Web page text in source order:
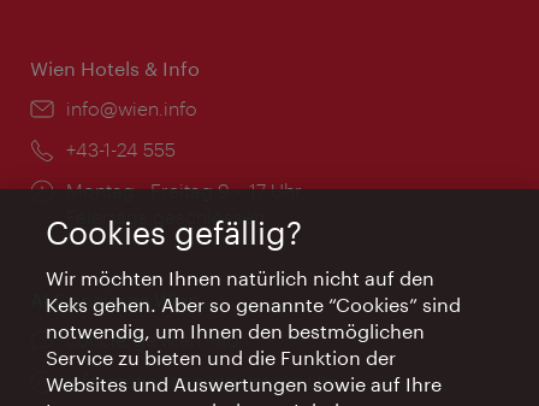
Wien Hotels & Info
Email:
info@wien.info
Telefon:
+43-1-24 555
Öffnungszeiten:
Montag - Freitag 9 – 17 Uhr
Feiertags geschlossen
AI Concierge Wien
Ort:
concierge.wien.info
Öffnungszeiten:
Informationen rund um die Uhr
Cookies gefällig?
Wir möchten Ihnen natürlich nicht auf den
Keks gehen. Aber so genannte “Cookies” sind
notwendig, um Ihnen den bestmöglichen
Service zu bieten und die Funktion der
Websites und Auswertungen sowie auf Ihre